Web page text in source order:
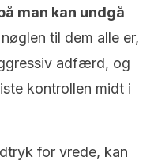
man kan undgå
til dem alle er,
adfærd, og
kontrollen midt i
for vrede, kan